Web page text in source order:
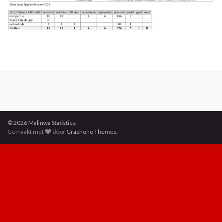
© 2026 Malinwa Statistics.
Gemaakt met
door Graphene Themes.